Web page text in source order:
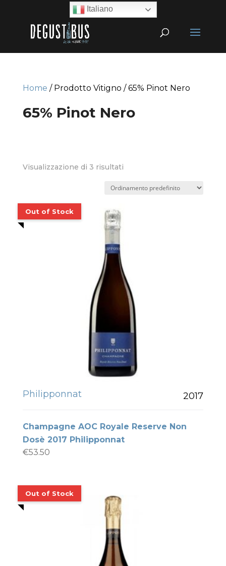
Home / Prodotto Vitigno / 65% Pinot Nero
65% Pinot Nero
Visualizzazione di 3 risultati
Philipponnat 2017
Champagne AOC Royale Reserve Non
Dosè 2017 Philipponnat
€53.50
Italiano